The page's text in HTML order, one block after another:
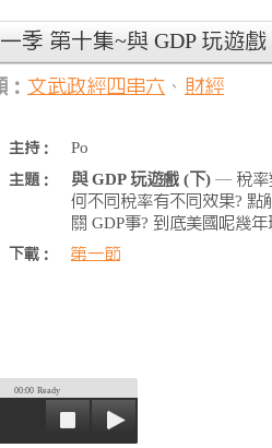
季 第十集~與 GDP 玩遊戲
文武政經四串六 、 財經
主持： Po
主題： 與 GDP 玩遊戲 (下) — 稅率
何不同稅率有不同效果? 點
關 GDP事? 到底美國呢幾
下載： 第一節
00:00 Ready